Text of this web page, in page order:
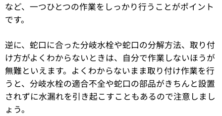
など、一つひとつの作業をしっかり行うことがポイント
です。
逆に、蛇口に合った分岐水栓や蛇口の分解方法、取り付
け方がよくわからないときは、自分で作業しないほうが
無難といえます。よくわからないまま取り付け作業を行
うと、分岐水栓の適合不全や蛇口の部品がきちんと設置
されずに水漏れを引き起こすこともあるので注意しまし
ょう。